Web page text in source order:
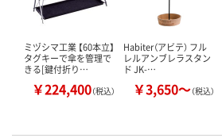
ミヅシマ工業 【60本立】
タグキーで傘を管理で
きる[鍵付折り…
￥224,400（税込）
Habiter（アビテ） フル
レルアンブレラスタン
ド JK-…
￥3,650～（税込）